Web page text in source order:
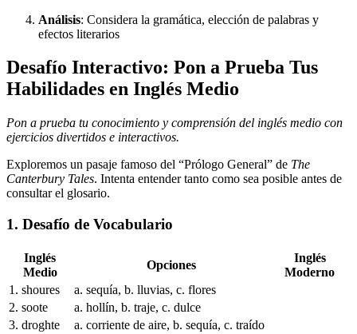
Análisis: Considera la gramática, elección de palabras y
efectos literarios
Desafío Interactivo: Pon a Prueba Tus
Habilidades en Inglés Medio
Pon a prueba tu conocimiento y comprensión del inglés medio con
ejercicios divertidos e interactivos.
Exploremos un pasaje famoso del “Prólogo General” de The
Canterbury Tales. Intenta entender tanto como sea posible antes de
consultar el glosario.
1. Desafío de Vocabulario
Inglés
Medio
Opciones
Inglés
Moderno
1. shoures
a. sequía, b. lluvias, c. flores
2. soote
a. hollín, b. traje, c. dulce
3. droghte
a. corriente de aire, b. sequía, c. traído